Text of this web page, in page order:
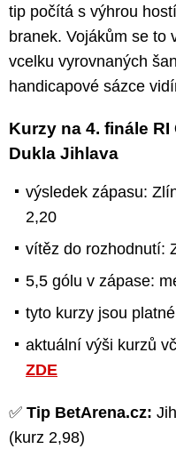
tip počítá s výhrou
branek. Vojákům se to
vcelku vyrovnaných
handicapové sázce
Kurzy na 4. finále
Dukla Jihlava
výsledek zápasu:
2,20
vítěz do rozhodnutí:
5,5 gólu v zápase:
tyto kurzy jsou
aktuální výši kurzů
ZDE
✅ Tip BetArena.cz:
(kurz 2,98)